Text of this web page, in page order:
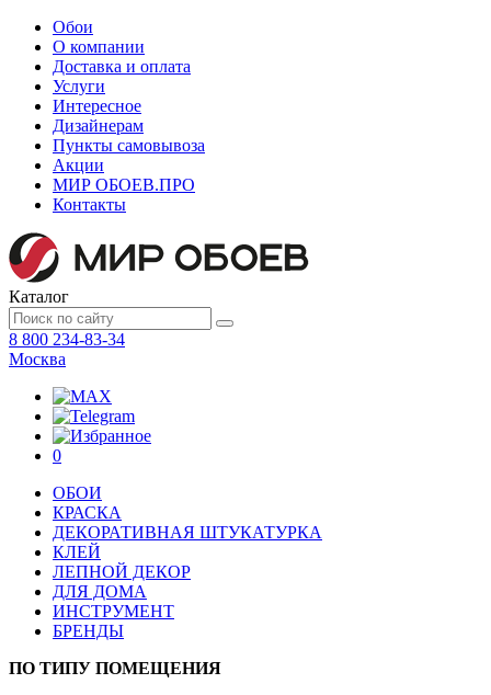
Обои
О компании
Доставка и оплата
Услуги
Интересное
Дизайнерам
Пункты самовывоза
Акции
МИР ОБОЕВ.ПРО
Контакты
Каталог
8 800 234-83-34
Москва
0
ОБОИ
КРАСКА
ДЕКОРАТИВНАЯ ШТУКАТУРКА
КЛЕЙ
ЛЕПНОЙ ДЕКОР
ДЛЯ ДОМА
ИНСТРУМЕНТ
БРЕНДЫ
ПО ТИПУ ПОМЕЩЕНИЯ